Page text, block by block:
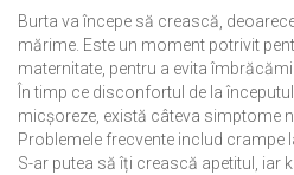
Burta va începe să crească,
mărime. Este un moment potrivit
maternitate, pentru a evita
În timp ce disconfortul de la
micșoreze, există câteva simptome
Problemele frecvente includ crampe
S-ar putea să îți crească apetitul, iar